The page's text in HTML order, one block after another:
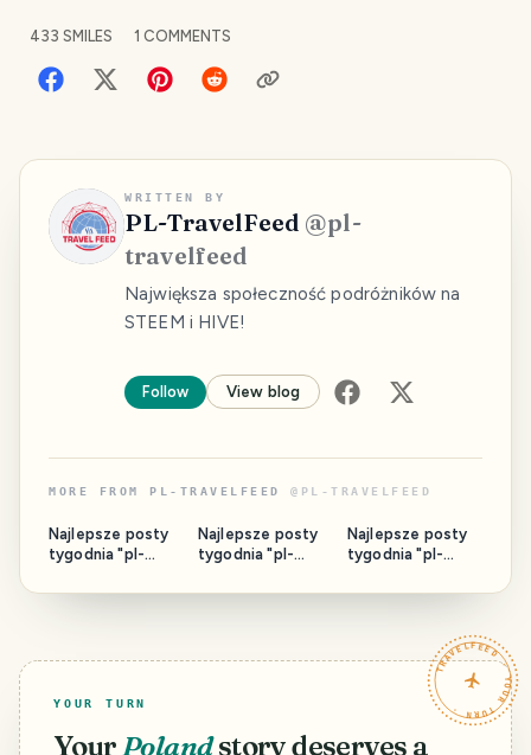
433 SMILES 1 COMMENTS
WRITTEN BY
PL-TravelFeed @pl-
travelfeed
Największa społeczność podróżników na
STEEM i HIVE!
Follow View blog
MORE FROM PL-TRAVELFEED @ PL-TRAVELFEED
Najlepsze posty
tygodnia "pl-
2026/31
Najlepsze posty
tygodnia "pl-
2026/30
Najlepsze posty
tygodnia "pl-
2026/28
TRAVELFEED · YOUR TURN ·
YOUR TURN
YourPolandstory deserves a